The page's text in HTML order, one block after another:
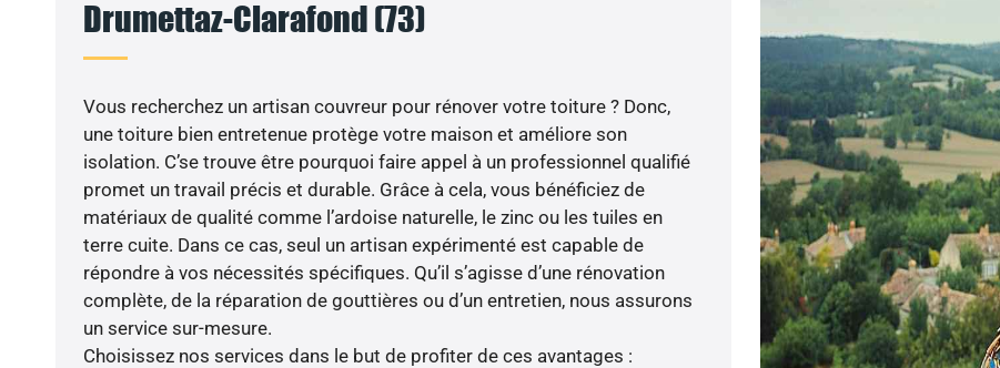
Drumettaz-Clarafond (73)
Vous recherchez un artisan couvreur pour rénover votre toiture ? Donc,
une toiture bien entretenue protège votre maison et améliore son
isolation. C’se trouve être pourquoi faire appel à un professionnel qualifié
promet un travail précis et durable. Grâce à cela, vous bénéficiez de
matériaux de qualité comme l’ardoise naturelle, le zinc ou les tuiles en
terre cuite. Dans ce cas, seul un artisan expérimenté est capable de
répondre à vos nécessités spécifiques. Qu’il s’agisse d’une rénovation
complète, de la réparation de gouttières ou d’un entretien, nous assurons
un service sur-mesure.
Choisissez nos services dans le but de profiter de ces avantages :